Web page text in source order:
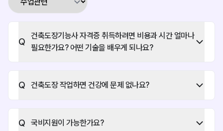
내 시간을 내가 활용할 수 있어서
Q
건축도장기능사 자격증 취득하려면 비용과 시간 얼마나
필요한가요? 어떤 기술을 배우게 되나요?
Q 건축도장 작업하면 건강에 문제 없나요?
Q 국비지원이 가능한가요?